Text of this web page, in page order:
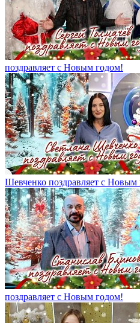
поздравляет с Новым годом!
Шевченко поздравляет с Новым
поздравляет с Новым годом!